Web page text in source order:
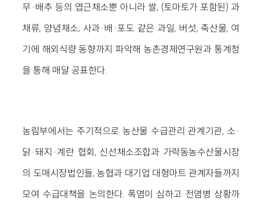
무·배추 등의 엽근채소뿐 아니라 쌀, (토마토가 포함된) 과
채류, 양념채소, 사과·배·포도 같은 과일, 버섯, 축산물, 여
기에 해외식량 동향까지 파악해 농촌경제연구원과 통계청
을 통해 매달 공표한다.
농림부에서는 주기적으로 농산물 수급관리 관계기관, 소·
닭·돼지·계란 협회, 신선채소조합과 가락동농수산물시장
의 도매시장법인들, 농협과 대기업 대형마트 관계자들까지
모여 수급대책을 논의한다. 폭염이 심하고 전염병 상황까